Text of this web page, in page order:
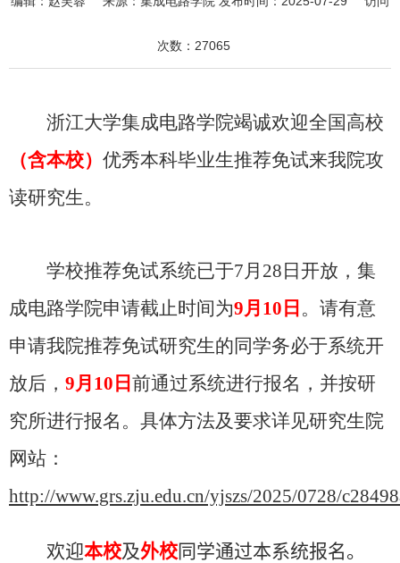
次数： 27065
浙江大学集成电路学院竭诚欢迎全国高校
（含本校） 优秀本科毕业生推荐免试来我院攻
读研究生。
学校推荐免试系统已于7月28日开放，集
成电路学院申请截止时间为9月 10 日 。请有意
申请我院推荐免试研究生的同学务必于系统开
放后， 9月 10 日 前通过系统进行报名，并按研
究所进行报名。 具体方法及要求详见研究生院
网站：
http://www.grs.zju.edu.cn/yjszs/2025/0728/
欢迎本校及外校同学通过本系统报名。